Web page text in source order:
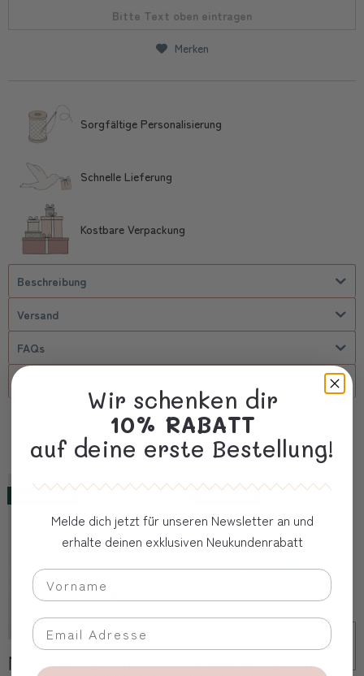
Bitte Text oben eintragen
Merken
Sorgfältige Personalisierung
Schnelle Lieferung
Kostbare Verpackung
Beschreibung
Versand
FAQs
Oft zusammen gekauft
Nuggikette mit
Nuggikette mit
Wir schenken dir
10% RABATT
auf deine erste Bestellung!
Melde dich jetzt für unseren Newsletter an und
erhalte deinen exklusiven Neukundenrabatt